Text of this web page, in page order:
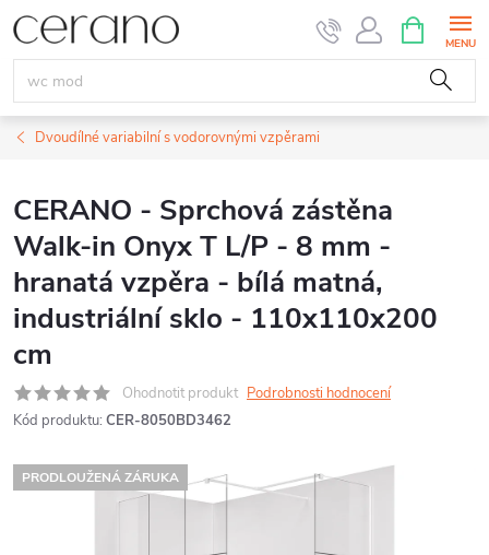
Přejít
na
obsah
NÁKUPNÍ
KOŠÍK
Dvoudílné variabilní s vodorovnými vzpěrami
CERANO - Sprchová zástěna
Walk-in Onyx T L/P - 8 mm -
hranatá vzpěra - bílá matná,
industriální sklo - 110x110x200
cm
Ohodnotit produkt Podrobnosti hodnocení
Kód produktu: CER-8050BD3462
PRODLOUŽENÁ ZÁRUKA